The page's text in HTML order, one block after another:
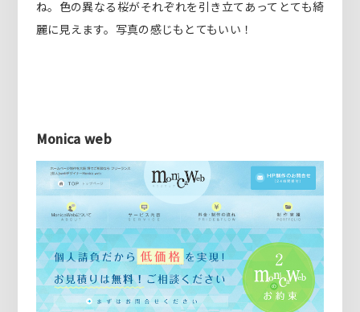
ね。色の異なる桜がそれぞれを引き立てあってとても綺
麗に見えます。写真の感じもとてもいい！
Monica web